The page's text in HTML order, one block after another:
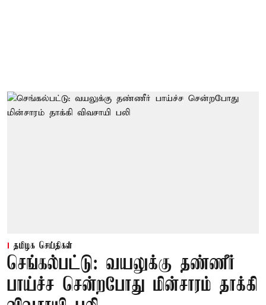
தமிழக செய்திகள்
செங்கல்பட்டு: வயலுக்கு தண்ணீர்
பாய்ச்ச சென்றபோது மின்சாரம் தாக்கி